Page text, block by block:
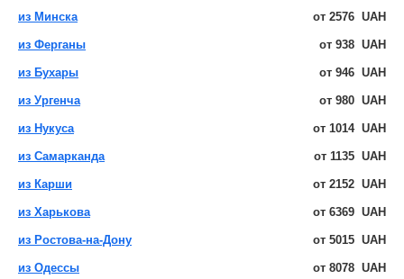
из Минска от 2576 UAH
из Ферганы от 938 UAH
из Бухары от 946 UAH
из Ургенча от 980 UAH
из Нукуса от 1014 UAH
из Самарканда от 1135 UAH
из Карши от 2152 UAH
из Харькова от 6369 UAH
из Ростова-на-Дону от 5015 UAH
из Одессы от 8078 UAH